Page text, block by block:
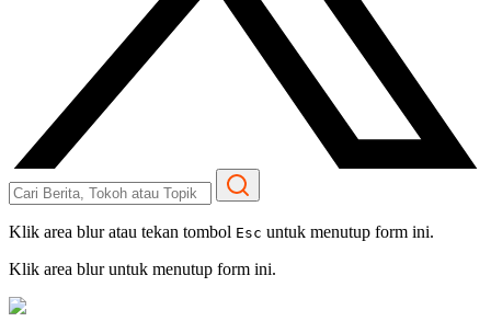
Klik area blur atau tekan tombol Esc untuk menutup form ini.
Klik area blur untuk menutup form ini.